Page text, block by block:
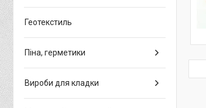
Геотекстиль
Піна, герметики
Вироби для кладки